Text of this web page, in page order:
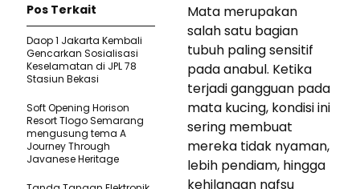
Mata merupakan
salah satu bagian
tubuh paling sensitif
pada anabul. Ketika
terjadi gangguan pada
mata kucing, kondisi ini
sering membuat
mereka tidak nyaman,
lebih pendiam, hingga
kehilangan nafsu
Pos Terkait
Daop 1 Jakarta Kembali
Gencarkan Sosialisasi
Keselamatan di JPL 78
Stasiun Bekasi
Soft Opening Horison
Resort Tlogo Semarang
mengusung tema A
Journey Through
Javanese Heritage